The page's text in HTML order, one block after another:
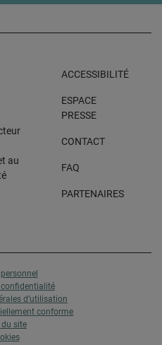
au
ACCESSIBILITÉ
ESPACE
PRESSE
CONTACT
FAQ
PARTENAIRES
d’utilisation
conforme
du site